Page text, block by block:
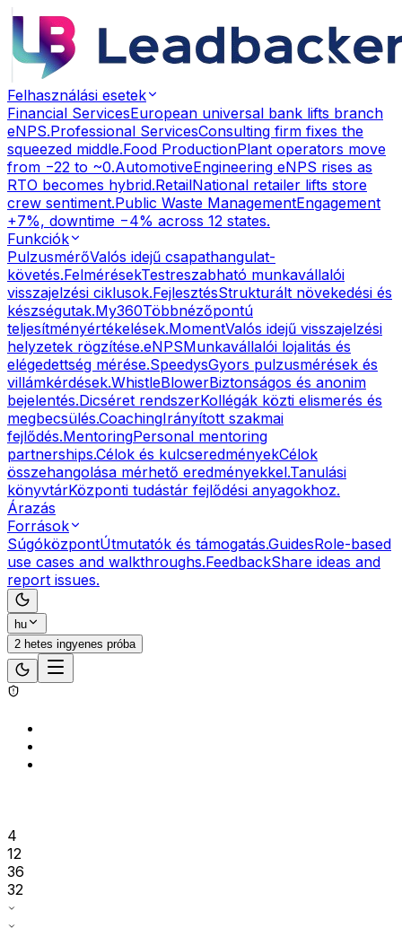
Felhasználási esetek
Financial ServicesEuropean universal bank lifts branch
eNPS.Professional ServicesConsulting firm fixes the
squeezed middle.Food ProductionPlant operators move
from −22 to ~0.AutomotiveEngineering eNPS rises as
RTO becomes hybrid.RetailNational retailer lifts store
crew sentiment.Public Waste ManagementEngagement
+7%, downtime −4% across 12 states.
Funkciók
PulzusmérőValós idejű csapathangulat-
követés.FelmérésekTestreszabható munkavállalói
visszajelzési ciklusok.FejlesztésStrukturált növekedési és
készségutak.My360Többnézőpontú
teljesítményértékelések.MomentValós idejű visszajelzési
helyzetek rögzítése.eNPSMunkavállalói lojalitás és
elégedettség mérése.SpeedysGyors pulzusmérések és
villámkérdések.WhistleBlowerBiztonságos és anonim
bejelentés.Dicséret rendszerKollégák közti elismerés és
megbecsülés.CoachingIrányított szakmai
fejlődés.MentoringPersonal mentoring
partnerships.Célok és kulcseredményekCélok
összehangolása mérhető eredményekkel.Tanulási
könyvtárKözponti tudástár fejlődési anyagokhoz.
Árazás
Források
SúgóközpontÚtmutatók és támogatás.GuidesRole-based
use cases and walkthroughs.FeedbackShare ideas and
report issues.
hu
2 hetes ingyenes próba
4
12
36
32